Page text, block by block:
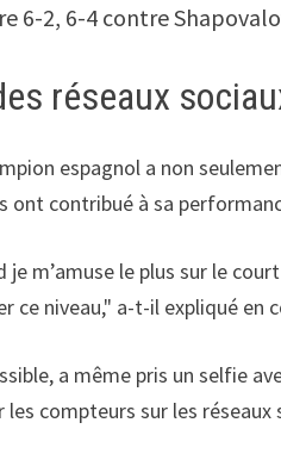
6-2, 6-4 contre
réseaux
espagnol a non
ont contribué à sa
m’amuse le plus sur le
ce niveau," a-t-il expliqué en
a même pris un selfie
compteurs sur les réseaux